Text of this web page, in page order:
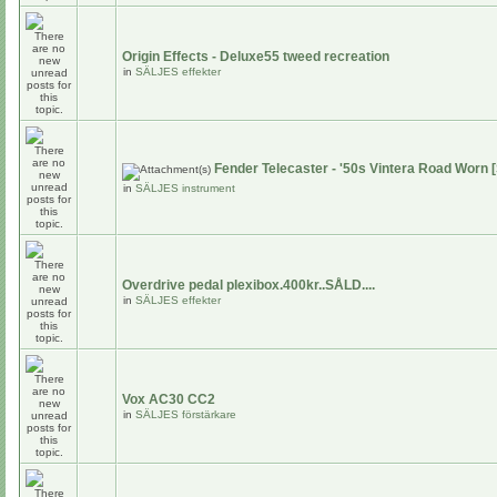
Origin Effects - Deluxe55 tweed recreation
in SÄLJES effekter
Fender Telecaster - '50s Vintera Road Worn
in SÄLJES instrument
Overdrive pedal plexibox.400kr..SÅLD....
in SÄLJES effekter
Vox AC30 CC2
in SÄLJES förstärkare